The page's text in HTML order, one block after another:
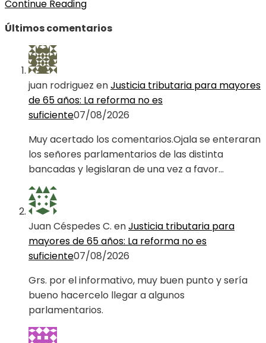
Continue Reading
Últimos comentarios
juan rodriguez enJusticia tributaria para mayores
de 65 años: La reforma no es
suficiente07/08/2026
Muy acertado los comentarios.Ojala se enteraran
los señores parlamentarios de las distinta
bancadas y legislaran de una vez a favor…
Juan Céspedes C. enJusticia tributaria para
mayores de 65 años: La reforma no es
suficiente07/08/2026
Grs. por el informativo, muy buen punto y sería
bueno hacercelo llegar a algunos
parlamentarios.